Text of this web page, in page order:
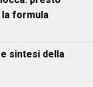
formula
sintesi della